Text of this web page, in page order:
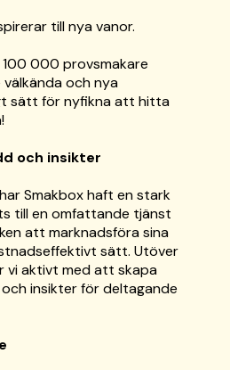
till nya vanor.
000 provsmakare
och nya
sätt för nyfikna att hitta
och insikter
Smakbox haft en stark
till en omfattande tjänst
att marknadsföra sina
sätt. Utöver
vi aktivt med att skapa
insikter för deltagande